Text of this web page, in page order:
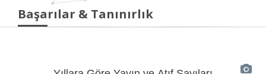
Başarılar & Tanınırlık